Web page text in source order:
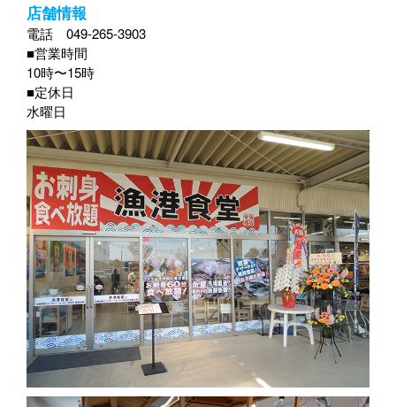
店舗情報
電話 049-265-3903
■営業時間
10時〜15時
■定休日
水曜日